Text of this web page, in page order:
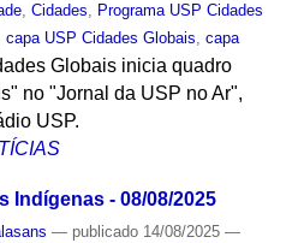
, Cidades
Programa USP Cidades
capa USP Cidades Globais capa
Globais inicia quadro
no "Jornal da USP no Ar",
USP.
Indígenas - 08/08/2025
— publicado14/08/2025 —